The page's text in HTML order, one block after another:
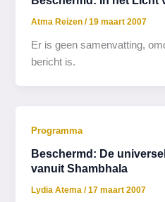
Atma Reizen/19 maart 2007
Er is geen samenvatting,
bericht is.
Programma
Beschermd: De
vanuit Shambhala
Lydia Atema/17 maart 2007